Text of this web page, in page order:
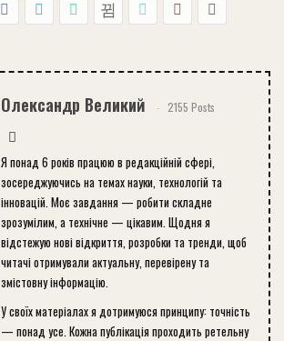
Олександр Великий 2155 Posts
Я понад 6 років працюю в редакційній сфері,
зосереджуючись на темах науки, технологій та
інновацій. Моє завдання — робити складне
зрозумілим, а технічне — цікавим. Щодня я
відстежую нові відкриття, розробки та тренди, щоб
читачі отримували актуальну, перевірену та
змістовну інформацію.
У своїх матеріалах я дотримуюся принципу: точність
— понад усе. Кожна публікація проходить ретельну